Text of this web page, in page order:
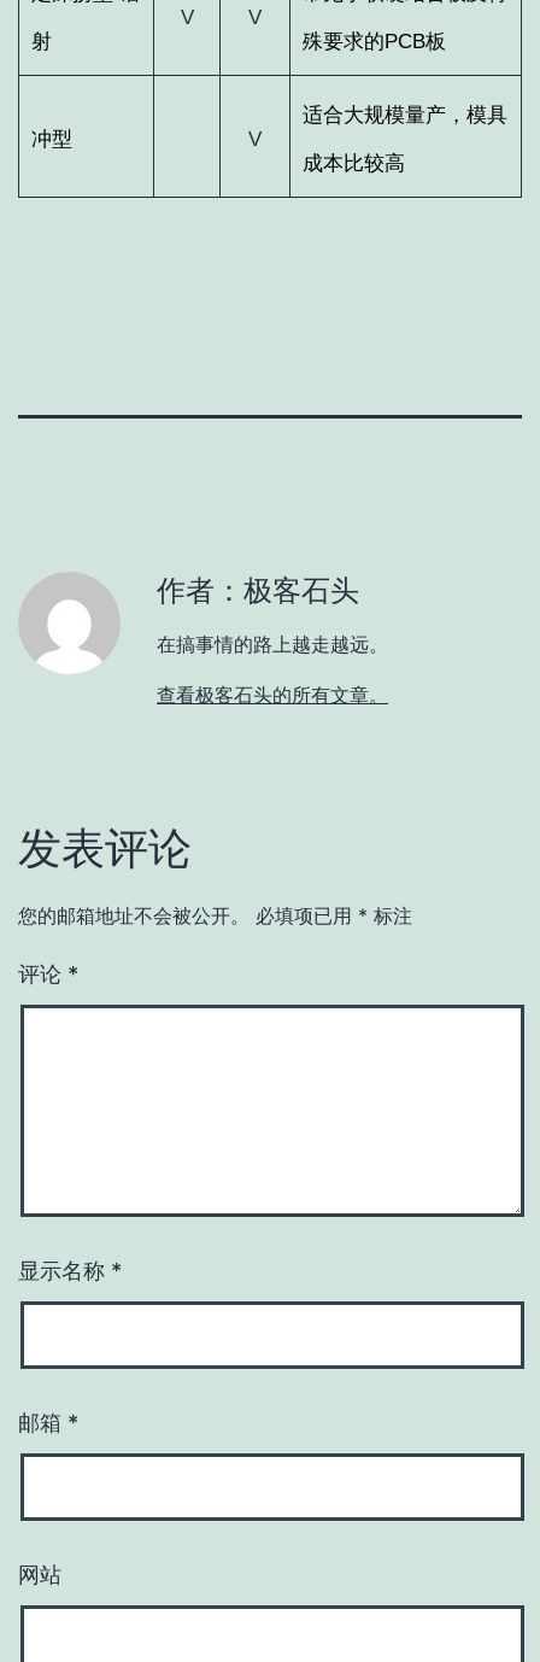
射
V V
殊要求的PCB板
冲型 V
适合大规模量产，模具
成本比较高
作者：极客石头
在搞事情的路上越走越远。
查看极客石头的所有文章。
发表评论
您的邮箱地址不会被公开。 必填项已用 * 标注
评论 *
显示名称 *
邮箱 *
网站